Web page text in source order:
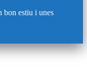
bon estiu i unes